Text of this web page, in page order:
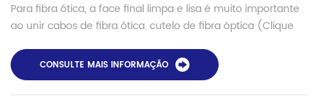
Para fibra ótica, a face final limpa e lisa é muito importante
ao unir cabos de fibra ótica. cutelo de fibra óptica (Clique
para emendas e termina...
CONSULTE MAIS INFORMAÇÃO